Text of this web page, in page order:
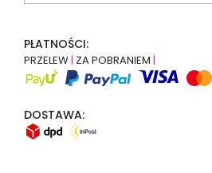
PŁATNOŚCI:
PRZELEW| ZA POBRANIEM |
DOSTAWA: